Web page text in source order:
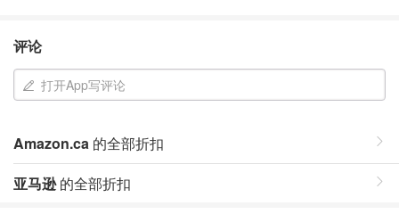
评论
打开App写评论
Amazon.ca 的全部折扣
亚马逊的全部折扣